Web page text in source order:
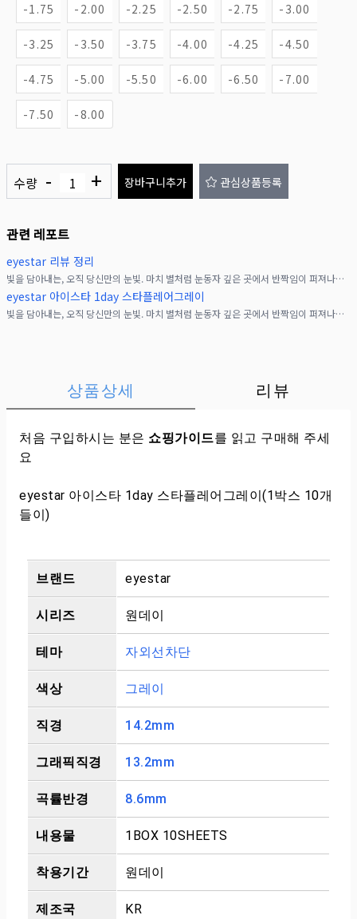
-1.75 -2.00 -2.25 -2.50 -2.75 -3.00
-3.25 -3.50 -3.75 -4.00 -4.25 -4.50
-4.75 -5.00 -5.50 -6.00 -6.50 -7.00
-7.50 -8.00
수량 - + 장바구니추가 관심상품등록
관련 레포트
eyestar 리뷰 정리
빛을 담아내는, 오직 당신만의 눈빛. 마치 별처럼 눈동자 깊은 곳에서 반짝임이 퍼져나가요. 자연스러운 투명감과 입체감으로 빛을 포착해 놓치지 않는 눈매.유리구슬에 가득 담긴 수많은
eyestar 아이스타 1day 스타플레어그레이
빛을 담아내는, 오직 당신만의 눈빛. 마치 별처럼 눈동자 깊은 곳에서 반짝임이 퍼져나가요. 자연스러운 투명감과 입체감으로 빛을 포착해 놓치지 않는 눈매.유리구슬에 가득 담긴 수많은
상품상세 리뷰
처음 구입하시는 분은 쇼핑가이드를 읽고 구매해 주세
요
eyestar 아이스타 1day 스타플레어그레이(1박스 10개
들이)
브랜드 eyestar
시리즈 원데이
테마 자외선차단
색상 그레이
직경 14.2mm
그래픽직경 13.2mm
곡률반경 8.6mm
내용물 1BOX 10SHEETS
착용기간 원데이
제조국 KR